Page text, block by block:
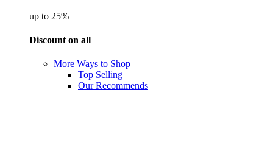
up to 25%
Discount on all
More Ways to Shop
Top Selling
Our Recommends